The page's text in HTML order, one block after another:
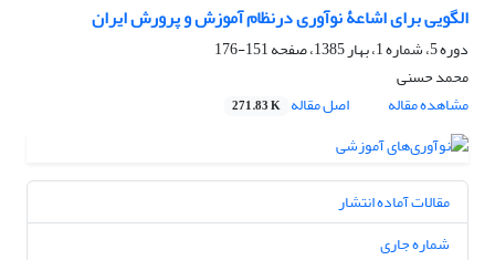
الگویی برای اشاعۀ نوآوری درنظام آموزش و پرورش ایران
دوره 5، شماره 1، بهار 1385، صفحه
151-176
محمد حسنی
مشاهده مقاله
اصل مقاله 271.83 K
مقالات آماده انتشار
شماره جاری